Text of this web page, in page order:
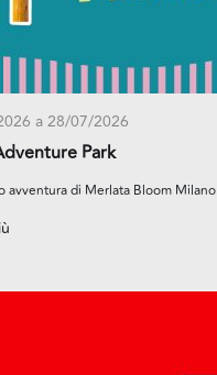
a 28/07/2026
Park
avventura di Merlata Bloom Milano